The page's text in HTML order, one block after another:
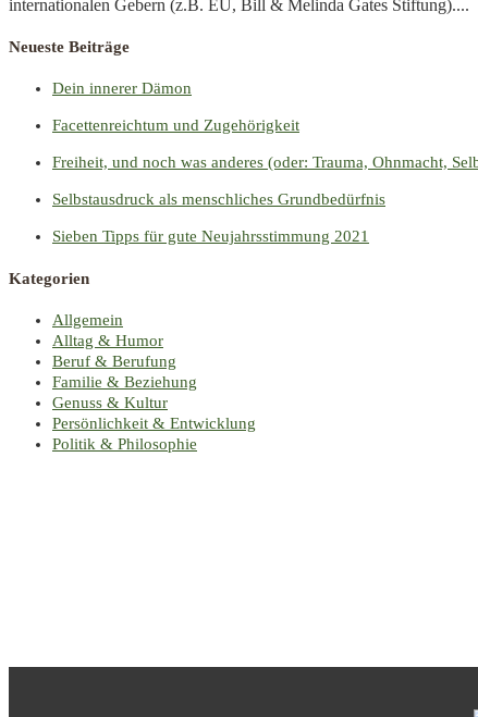
internationalen Gebern (z.B. EU, Bill & Melinda Gates Stiftung)....
Neueste Beiträge
Dein innerer Dämon
Facettenreichtum und Zugehörigkeit
Freiheit, und noch was anderes (oder: Trauma, Ohnmacht,
Selbstausdruck als menschliches Grundbedürfnis
Sieben Tipps für gute Neujahrsstimmung 2021
Kategorien
Allgemein
Alltag & Humor
Beruf & Berufung
Familie & Beziehung
Genuss & Kultur
Persönlichkeit & Entwicklung
Politik & Philosophie